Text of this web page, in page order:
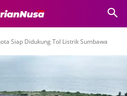
Siap Didukung Tol Listrik Sumbawa